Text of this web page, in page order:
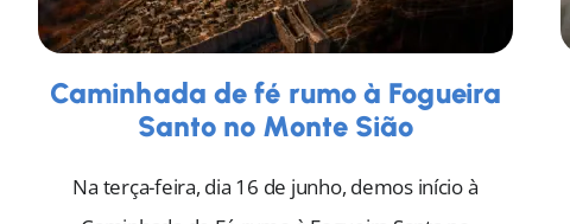
Caminhada de fé rumo à Fogueira
Santo no Monte Sião
Na terça-feira, dia 16 de junho, demos início à